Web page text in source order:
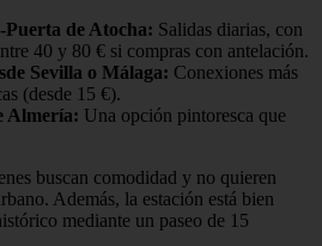
de Atocha: Salidas diarias, con
40 y 80 € si compras con antelación.
Sevilla o Málaga: Conexiones más
(desde 15 €).
Almería: Una opción pintoresca que
buscan comodidad y no quieren
Además, la estación está bien
mediante un paseo de 15